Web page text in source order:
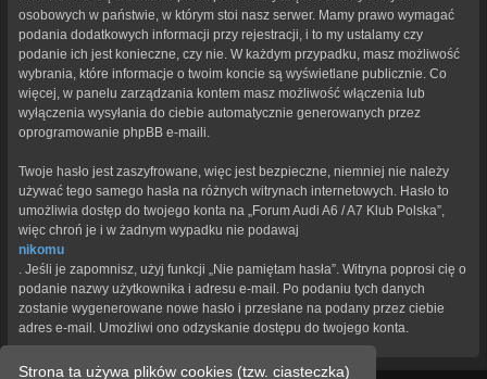
Strona ta używa plików cookies (tzw. ciasteczka)
osobowych w państwie, w którym stoi nasz serwer. Mamy prawo wymagać
podania dodatkowych informacji przy rejestracji, i to my ustalamy czy
podanie ich jest konieczne, czy nie. W każdym przypadku, masz możliwość
wybrania, które informacje o twoim koncie są wyświetlane publicznie. Co
więcej, w panelu zarządzania kontem masz możliwość włączenia lub
wyłączenia wysyłania do ciebie automatycznie generowanych przez
oprogramowanie phpBB e-maili.
Twoje hasło jest zaszyfrowane, więc jest bezpieczne, niemniej nie należy
używać tego samego hasła na różnych witrynach internetowych. Hasło to
umożliwia dostęp do twojego konta na „Forum Audi A6 / A7 Klub Polska”,
więc chroń je i w żadnym wypadku nie podawaj
nikomu
. Jeśli je zapomnisz, użyj funkcji „Nie pamiętam hasła”. Witryna poprosi cię o
podanie nazwy użytkownika i adresu e-mail. Po podaniu tych danych
zostanie wygenerowane nowe hasło i przesłane na podany przez ciebie
adres e-mail. Umożliwi ono odzyskanie dostępu do twojego konta.